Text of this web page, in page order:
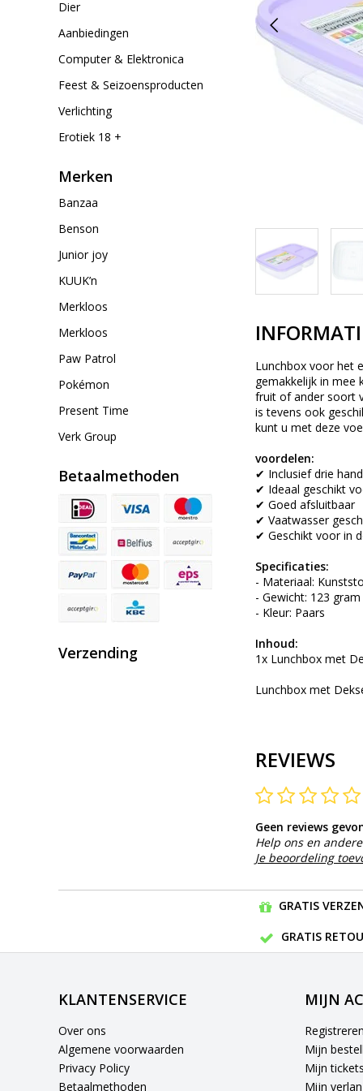
Dier
Aanbiedingen
Computer & Elektronica
Feest & Seizoensproducten
Verlichting
Erotiek 18 +
Merken
Banzaa
Benson
Junior joy
KUUK’n
Merkloos
Merkloos
Paw Patrol
Pokémon
Present Time
Verk Group
Betaalmethoden
Verzending
Lunchbox voor het
gemakkelijk in mee
fruit of ander soort
is tevens ook
kunt u met deze
voordelen:
✔ Inclusief drie
✔ Ideaal geschikt
✔ Goed afsluitbaar
✔ Vaatwasser
✔ Geschikt voor in
Specificaties:
- Materiaal:
- Gewicht: 123 gram
- Kleur: Paars
Inhoud:
1x Lunchbox met
Lunchbox met
REVIEWS
Geen reviews
Help ons en
Je beoordeling
GRATIS
GRATIS
KLANTENSERVICE
Over ons
Algemene voorwaarden
Privacy Policy
Betaalmethoden
MIJN
Mijn
Mijn
Mijn